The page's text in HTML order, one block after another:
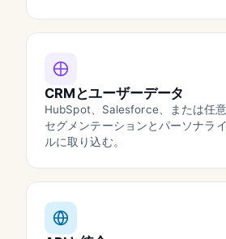
CRMとユーザーデータ
HubSpot、Salesforce、または任
セグメンテーションとパーソナラ
ルに取り込む。